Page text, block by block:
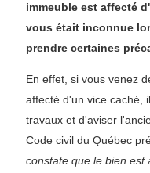
immeuble est affecté
vous était inconnue
prendre certaines
En effet, si vous venez
affecté d'un vice caché,
travaux et d'aviser
Code civil du Québec
constate que le bien est